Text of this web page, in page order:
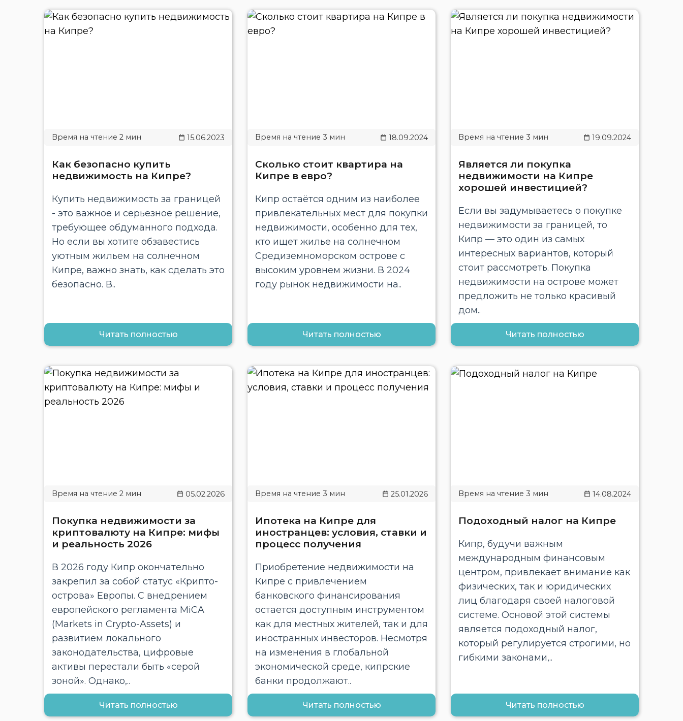
15.06.2023
Как безопасно купить
недвижимость на Кипре?
Купить недвижимость за границей
- это важное и серьезное решение,
требующее обдуманного подхода.
Но если вы хотите обзавестись
уютным жильем на солнечном
Кипре, важно знать, как сделать это
безопасно. В..
Читать полностью
18.09.2024
Сколько стоит квартира на
Кипре в евро?
Кипр остаётся одним из наиболее
привлекательных мест для покупки
недвижимости, особенно для тех,
кто ищет жилье на солнечном
Средиземноморском острове с
высоким уровнем жизни. В 2024
году рынок недвижимости на..
Читать полностью
19.09.2024
Является ли покупка
недвижимости на Кипре
хорошей инвестицией?
Если вы задумываетесь о покупке
недвижимости за границей, то
Кипр — это один из самых
интересных вариантов, который
стоит рассмотреть. Покупка
недвижимости на острове может
предложить не только красивый
дом..
Читать полностью
05.02.2026
Покупка недвижимости за
криптовалюту на Кипре: мифы
и реальность 2026
В 2026 году Кипр окончательно
закрепил за собой статус «Крипто-
острова» Европы. С внедрением
европейского регламента MiCA
(Markets in Crypto-Assets) и
развитием локального
законодательства, цифровые
активы перестали быть «серой
зоной». Однако,..
Читать полностью
25.01.2026
Ипотека на Кипре для
иностранцев: условия, ставки и
процесс получения
Приобретение недвижимости на
Кипре с привлечением
банковского финансирования
остается доступным инструментом
как для местных жителей, так и для
иностранных инвесторов. Несмотря
на изменения в глобальной
экономической среде, кипрские
банки продолжают..
Читать полностью
14.08.2024
Подоходный налог на Кипре
Кипр, будучи важным
международным финансовым
центром, привлекает внимание как
физических, так и юридических
лиц благодаря своей налоговой
системе. Основой этой системы
является подоходный налог,
который регулируется строгими, но
гибкими законами,..
Читать полностью